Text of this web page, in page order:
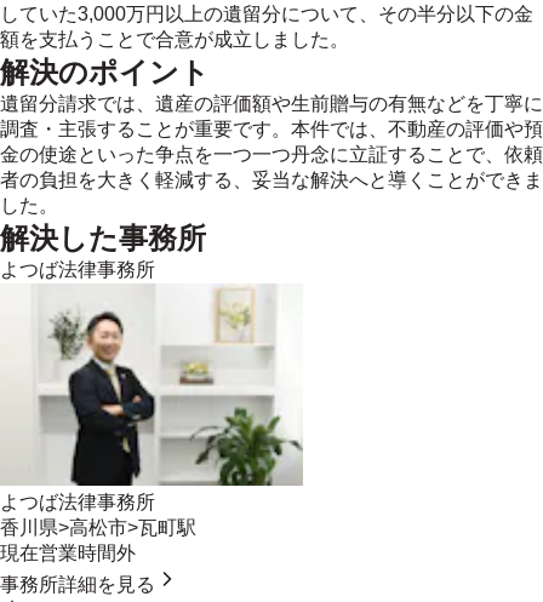
していた3,000万円以上の遺留分について、その半分以下の金
額を支払うことで合意が成立しました。
解決のポイント
遺留分請求では、遺産の評価額や生前贈与の有無などを丁寧に
調査・主張することが重要です。本件では、不動産の評価や預
金の使途といった争点を一つ一つ丹念に立証することで、依頼
者の負担を大きく軽減する、妥当な解決へと導くことができま
した。
解決した事務所
よつば法律事務所
よつば法律事務所
香川県>高松市>瓦町駅
現在営業時間外
事務所詳細を見る